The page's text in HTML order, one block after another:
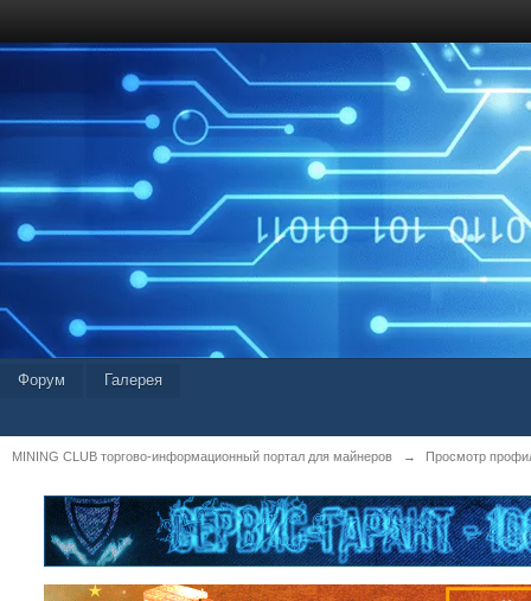
Форум Галерея
MINING CLUB торгово-информационный портал для майнеров → Просмотр